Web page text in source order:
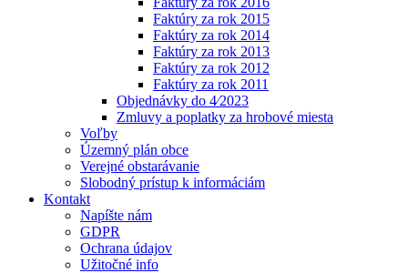
Faktúry za rok 2015
Faktúry za rok 2014
Faktúry za rok 2013
Faktúry za rok 2012
Faktúry za rok 2011
Objednávky do 4⁄2023
Zmluvy a poplatky za hrobové miesta
Voľby
Územný plán obce
Verejné obstarávanie
Slobodný prístup k informáciám
Kontakt
Napíšte nám
GDPR
Ochrana údajov
Užitočné info